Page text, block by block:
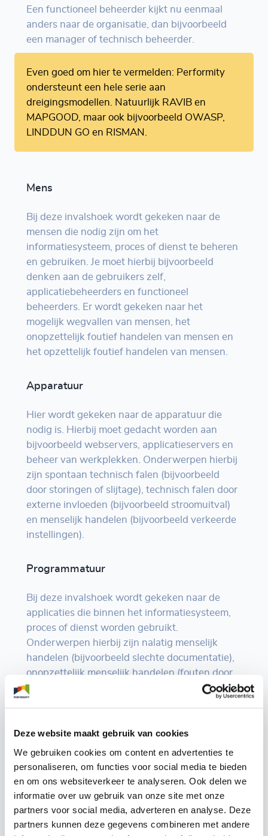
Deze website maakt gebruik van cookies
We gebruiken cookies om content en advertenties te
personaliseren, om functies voor social media te bieden
en om ons websiteverkeer te analyseren. Ook delen we
informatie over uw gebruik van onze site met onze
partners voor social media, adverteren en analyse. Deze
partners kunnen deze gegevens combineren met andere
Een functioneel beheerder kijkt nu eenmaal
anders naar de organisatie, dan bijvoorbeeld
een manager of technisch beheerder.
Even goed om hier te vermelden: Performity
ondersteunt een hele serie aan
dreigingsmodellen. Natuurlijk RAVIB en
MAPGOOD, maar ook bijvoorbeeld OWASP,
LINDDUN GO en RISMAN.
Mens
Bij deze invalshoek wordt gekeken naar de
mensen die nodig zijn om het
informatiesysteem, proces of dienst te beheren
en gebruiken. Je moet hierbij bijvoorbeeld
denken aan de gebruikers zelf,
applicatiebeheerders en functioneel
beheerders. Er wordt gekeken naar het
mogelijk wegvallen van mensen, het
onopzettelijk foutief handelen van mensen en
het opzettelijk foutief handelen van mensen.
Apparatuur
Hier wordt gekeken naar de apparatuur die
nodig is. Hierbij moet gedacht worden aan
bijvoorbeeld webservers, applicatieservers en
beheer van werkplekken. Onderwerpen hierbij
zijn spontaan technisch falen (bijvoorbeeld
door storingen of slijtage), technisch falen door
externe invloeden (bijvoorbeeld stroomuitval)
en menselijk handelen (bijvoorbeeld verkeerde
instellingen).
Programmatuur
Bij deze invalshoek wordt gekeken naar de
applicaties die binnen het informatiesysteem,
proces of dienst worden gebruikt.
Onderwerpen hierbij zijn nalatig menselijk
handelen (bijvoorbeeld slechte documentatie),
onopzettelijk menselijk handelen (fouten door
het niet volgen van procedures bijvoorbeeld),
fouten (bijvoorbeeld een failliete leverancier).
Gegevens
Bij gegevens wordt gekeken naar de gegevens
die door het informatiesysteem, proces of
dienst worden verwerkt. Het dreigingsmodel